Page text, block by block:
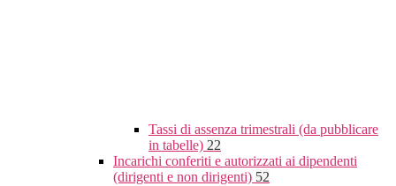
Tassi di assenza trimestrali (da pubblicare
in tabelle) 22
Incarichi conferiti e autorizzati ai dipendenti
(dirigenti e non dirigenti) 52